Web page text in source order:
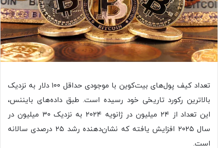
تعداد کیف پول‌های بیت‌کوین با موجودی حداقل ۱۰۰ دلار به نزدیک
بالاترین رکورد تاریخی خود رسیده است. طبق داده‌های بایننس،
این تعداد از ۲۴ میلیون در ژانویه ۲۰۲۴ به نزدیک ۳۰ میلیون در
سال ۲۰۲۵ افزایش یافته که نشان‌دهنده رشد ۲۵ درصدی سالانه
است.